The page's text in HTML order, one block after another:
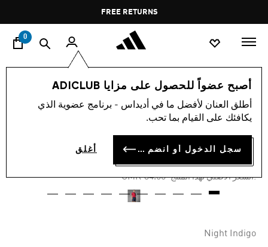
Pause
promotion
rotation
FREE RETURNS
0
أصبح عضواً للحصول على مزايا ADICLUB
أطلق العنان لأفضل ما في أديداس - برنامج عضوية الذي
يكافئك على القيام بما تحب.
سجل الدخول أو انضم الآن أغلق
الرجال ملابس
-60%
شورت SPAIN 1996 HOME
OMR 13.80
:السعر الأصلي لهذا المنتج Price reduced from
OMR 34.50
to
Night Indigo